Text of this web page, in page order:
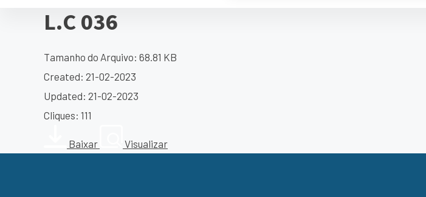
L.C 036
Tamanho do Arquivo: 68.81 KB
Created: 21-02-2023
Updated: 21-02-2023
Cliques: 111
Baixar Visualizar